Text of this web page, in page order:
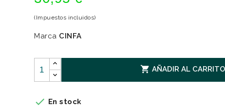
(Impuestos incluidos)
Marca CINFA
 AÑADIR AL CARRITO
 En stock